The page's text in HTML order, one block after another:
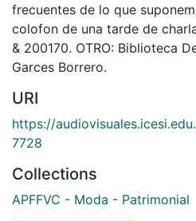
frecuentes de lo que
colofon de una tarde de
& 200170. OTRO: Biblioteca
Garces Borrero.
URI
https://
7728
Collections
APFFVC - Moda - Patrimonial